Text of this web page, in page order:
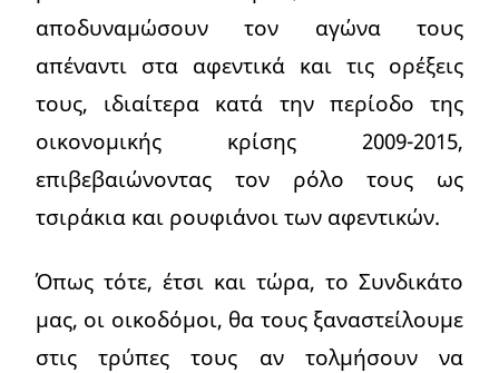
αποδυναμώσουν τον αγώνα τους
απέναντι στα αφεντικά και τις ορέξεις
τους, ιδιαίτερα κατά την περίοδο της
οικονομικής κρίσης 2009-2015,
επιβεβαιώνοντας τον ρόλο τους ως
τσιράκια και ρουφιάνοι των αφεντικών.
Όπως τότε, έτσι και τώρα, το Συνδικάτο
μας, οι οικοδόμοι, θα τους ξαναστείλουμε
στις τρύπες τους αν τολμήσουν να